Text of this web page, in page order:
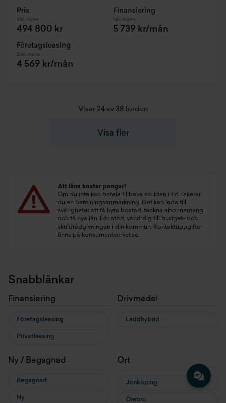
Pris
Inkl. moms
494 800 kr
Finansiering
Inkl. moms
5 739 kr/mån
Företagsleasing
Exkl. moms
4 569 kr/mån
Visar 24 av 38 fordon
Visa fler
Att låna kostar pengar!
Om du inte kan betala tillbaka skulden i tid riskerar
du en betalningsanmärkning. Det kan leda till
svårigheter att få hyra bostad, teckna abonnemang
och få nya lån. För stöd, vänd dig till budget- och
skuldrådgivningen i din kommun. Kontaktuppgifter
finns på konsumentverket.se.
Snabblänkar
Finansiering
Företagsleasing
Privatleasing
Drivmedel
Laddhybrid
Ny / Begagnad
Begagnad
Ny
Ort
Jönköping
Örebro